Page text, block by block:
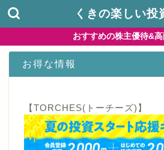
くきの楽しい投
おすすめの株主優待&
お得な情報
【TORCHES(トーチーズ)】